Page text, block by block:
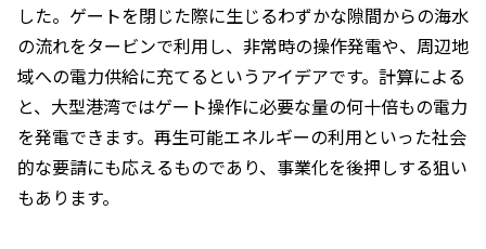
した。ゲートを閉じた際に生じるわずかな隙間からの海水
の流れをタービンで利用し、非常時の操作発電や、周辺地
域への電力供給に充てるというアイデアです。計算による
と、大型港湾ではゲート操作に必要な量の何十倍もの電力
を発電できます。再生可能エネルギーの利用といった社会
的な要請にも応えるものであり、事業化を後押しする狙い
もあります。